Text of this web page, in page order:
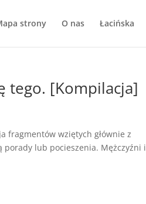
strony O nas Łacińska
tego. [Kompilacja]
fragmentów wziętych głównie z
lub pocieszenia. Mężczyźni i